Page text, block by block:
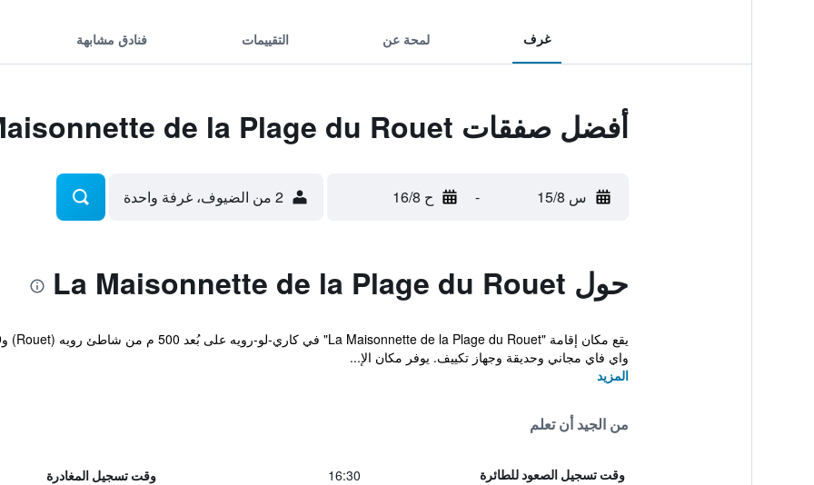
غرف لمحة عن التقييمات فنادق مشابهة
أفضل صفقات La Maisonnette de la Plage du Rouet
س 15/8 - ح 16/8 2 من الضيوف، غرفة واحدة
حول La Maisonnette de la Plage du Rouet
واي فاي مجاني وحديقة وجهاز تكييف. يوفر مكان الإ...
المزيد
من الجيد أن تعلم
وقت تسجيل الصعود للطائرة 16:30 وقت تسجيل المغادرة